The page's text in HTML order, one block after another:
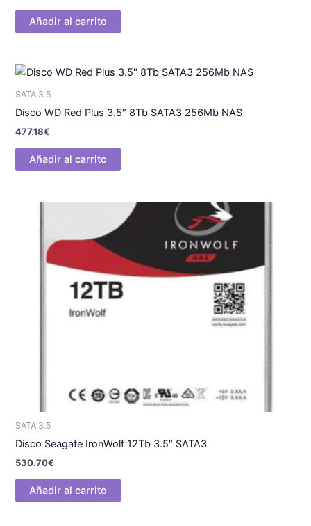
Añadir al carrito
SATA 3.5
Disco WD Red Plus 3.5″ 8Tb SATA3 256Mb NAS
477.18€
Añadir al carrito
SATA 3.5
Disco Seagate IronWolf 12Tb 3.5″ SATA3
530.70€
Añadir al carrito